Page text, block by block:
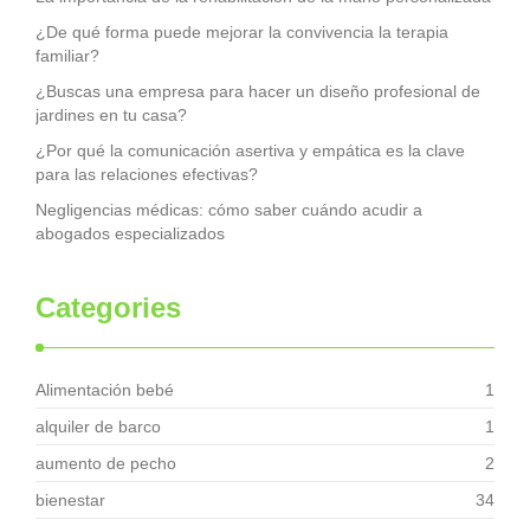
¿De qué forma puede mejorar la convivencia la terapia
familiar?
¿Buscas una empresa para hacer un diseño profesional de
jardines en tu casa?
¿Por qué la comunicación asertiva y empática es la clave
para las relaciones efectivas?
Negligencias médicas: cómo saber cuándo acudir a
abogados especializados
Categories
Alimentación bebé
1
alquiler de barco
1
aumento de pecho
2
bienestar
34